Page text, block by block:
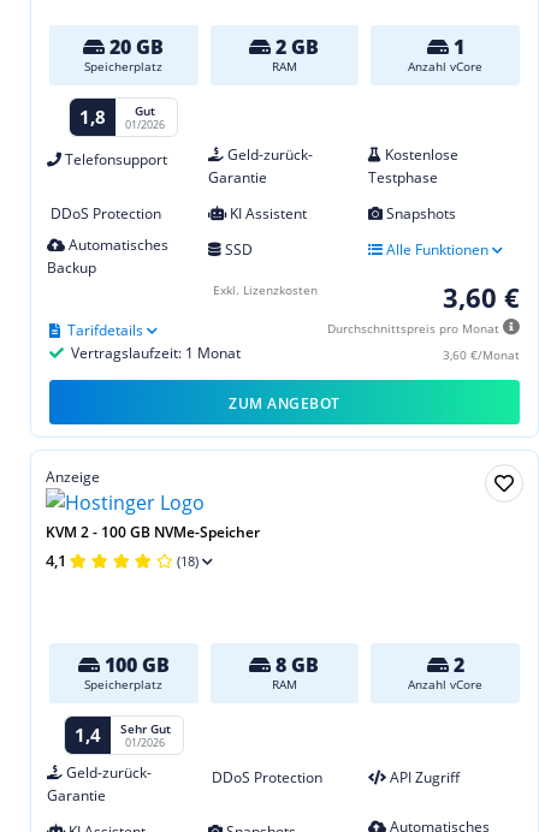
20 GB
Speicherplatz
2 GB
RAM
1
Anzahl vCore
1,8 Gut
01/2026
Telefonsupport
Geld-zurück-
Garantie
Kostenlose
Testphase
DDoS Protection
KI Assistent
Snapshots
Automatisches
Backup
SSD Alle Funktionen
3,60 €
Durchschnittspreis pro Monat
3,60 €/Monat
Vertragslaufzeit: 1 Monat
Tarifdetails
Exkl. Lizenzkosten
ZUM ANGEBOT
Anzeige
KVM 2 - 100 GB NVMe-Speicher
4,1 (18)
100 GB
Speicherplatz
8 GB
RAM
2
Anzahl vCore
1,4 Sehr Gut
01/2026
Geld-zurück-
Garantie
DDoS Protection API Zugriff
Automatisches